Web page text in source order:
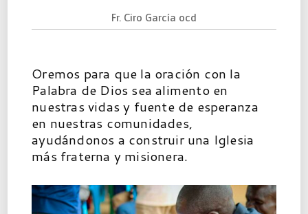
Fr. Ciro García ocd
Oremos para que la oración con la
Palabra de Dios sea alimento en
nuestras vidas y fuente de esperanza
en nuestras comunidades,
ayudándonos a construir una Iglesia
más fraterna y misionera.